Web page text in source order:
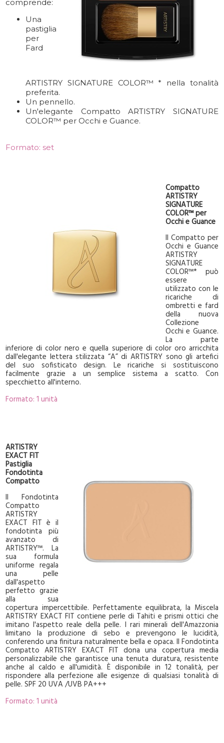
comprende:
Una
pastiglia
per
Fard
ARTISTRY SIGNATURE COLOR™ * nella tonalità
preferita.
Un pennello.
Un'elegante Compatto ARTISTRY SIGNATURE
COLOR™ per Occhi e Guance.
Formato: set
Compatto
ARTISTRY
SIGNATURE
COLOR™ per
Occhi e Guance
Il Compatto per
Occhi e Guance
ARTISTRY
SIGNATURE
COLOR™* può
essere
utilizzato con le
ricariche di
ombretti e fard
della nuova
Collezione
Occhi e Guance.
La parte
inferiore di color nero e quella superiore di color oro arricchita
dall'elegante lettera stilizzata “A” di ARTISTRY sono gli artefici
del suo sofisticato design. Le ricariche si sostituiscono
facilmente grazie a un semplice sistema a scatto. Con
specchietto all'interno.
Formato: 1 unità
ARTISTRY
EXACT FIT
Pastiglia
Fondotinta
Compatto
Il Fondotinta
Compatto
ARTISTRY
EXACT FIT è il
fondotinta più
avanzato di
ARTISTRY™. La
sua formula
uniforme regala
una pelle
dall'aspetto
perfetto grazie
alla sua
copertura impercettibile. Perfettamente equilibrata, la Miscela
ARTISTRY EXACT FIT contiene perle di Tahiti e prismi ottici che
imitano l'aspetto reale della pelle. I rari minerali dell'Amazzonia
limitano la produzione di sebo e prevengono le lucidità,
conferendo una finitura naturalmente bella e opaca. Il Fondotinta
Compatto ARTISTRY EXACT FIT dona una copertura media
personalizzabile che garantisce una tenuta duratura, resistente
anche al caldo e all'umidità. È disponibile in 12 tonalità, per
rispondere alla perfezione alle esigenze di qualsiasi tonalità di
pelle. SPF 20 UVA /UVB PA+++
Formato: 1 unità